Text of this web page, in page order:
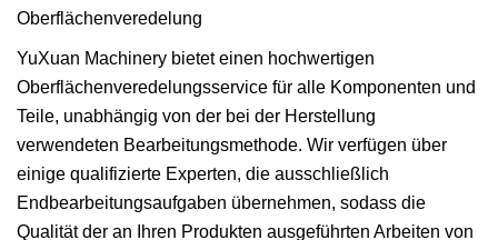
Oberflächenveredelung
YuXuan Machinery bietet einen hochwertigen
Oberflächenveredelungsservice für alle Komponenten und
Teile, unabhängig von der bei der Herstellung
verwendeten Bearbeitungsmethode. Wir verfügen über
einige qualifizierte Experten, die ausschließlich
Endbearbeitungsaufgaben übernehmen, sodass die
Qualität der an Ihren Produkten ausgeführten Arbeiten von